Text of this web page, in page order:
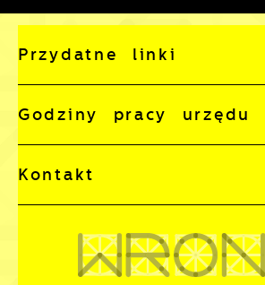
Przydatne linki
Godziny pracy urzędu
Kontakt